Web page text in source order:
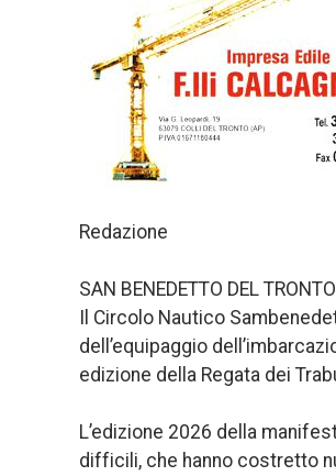
Redazione
SAN BENEDETTO DEL TRONTO
Il Circolo Nautico
dell’equipaggio
edizione della Regata dei
L’edizione 2026 della
difficili, che hanno costretto